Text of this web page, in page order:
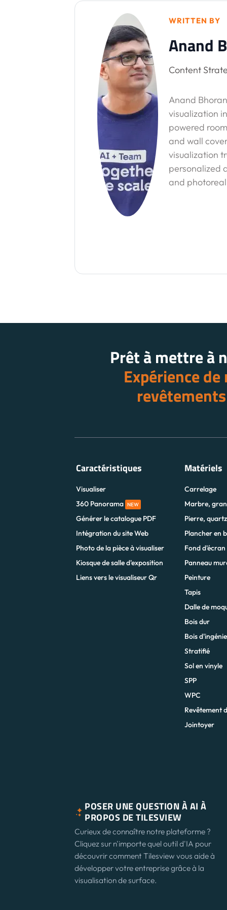
WRITTEN BY
Anand
Content
Anand
visualization
powered
and wall
visualization
personalized
and
Prêt à mettre à
Expérience
Caractéristiques
Visualiser
360 Panorama NEW
Générer le catalogue PDF
Intégration du site Web
Photo de la pièce à visualiser
Kiosque de salle d'exposition
Liens vers le visualiseur Qr
Matériels
Carrelage
Marbre,
Pierre, quartz
Plancher en
Fond d'écran
Panneau
Peinture
Tapis
Dalle de
Bois dur
Bois
Stratifié
Sol en vinyle
SPP
WPC
Revêtement
Jointoyer
POSER UNE QUESTION À AI À
PROPOS DE TILESVIEW
Curieux de connaître notre plateforme ?
Cliquez sur n'importe quel outil d'IA pour
découvrir comment Tilesview vous aide à
développer votre entreprise grâce à la
visualisation de surface.